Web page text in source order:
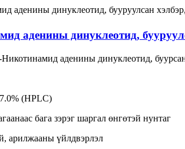
аденины динуклеотид,
аденины динуклеотид,
(HPLC)
бага зэрэг шаргал өнгөтэй нунтаг
арилжааны үйлдвэрлэл